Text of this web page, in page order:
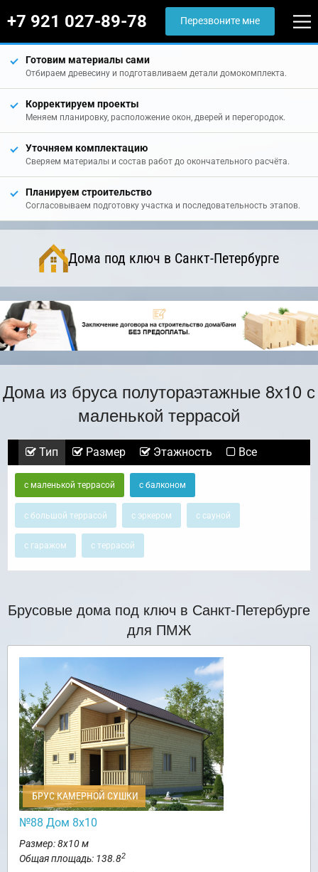
+7 921 027-89-78 Перезвоните мне
Готовим материалы сами
Отбираем древесину и подготавливаем детали домокомплекта.
Корректируем проекты
Меняем планировку, расположение окон, дверей и перегородок.
Уточняем комплектацию
Сверяем материалы и состав работ до окончательного расчёта.
Планируем строительство
Согласовываем подготовку участка и последовательность этапов.
Дома под ключ в Санкт-Петербурге
Дома из бруса полутораэтажные 8х10 с
маленькой террасой
Тип Размер Этажность Все
с маленькой террасой с балконом
с большой террасой с эркером с сауной
с гаражом с террасой
Брусовые дома под ключ в Санкт-Петербурге
для ПМЖ
БРУС КАМЕРНОЙ СУШКИ
№88 Дом 8х10
Размер: 8х10 м
Общая площадь: 138.82